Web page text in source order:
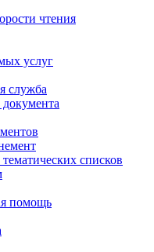
чтения
услуг
служба
списков
помощь